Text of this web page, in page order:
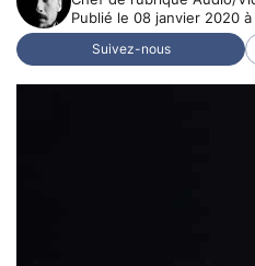
Publié le 08 janvier 2020 à
Suivez-nous